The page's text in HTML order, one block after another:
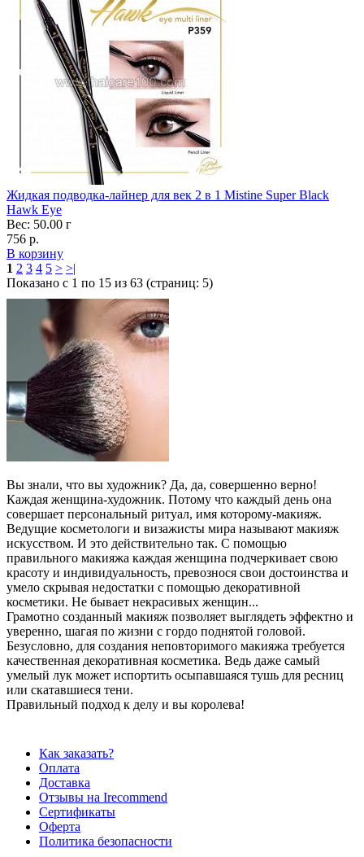
Жидкая подводка-лайнер для век 2 в 1 Mistine Super Black
Hawk Eye
Вес: 50.00 г
756 р.
В корзину
1 2 3 4 5 > >|
Показано с 1 по 15 из 63 (страниц: 5)
Вы знали, что вы художник? Да, да, совершенно верно!
Каждая женщина-художник. Потому что каждый день она
совершает персональный ритуал, имя которому-макияж.
Ведущие косметологи и визажисты мира называют макияж
искусством. И это действительно так. С помощью
правильного макияжа каждая женщина подчеркивает свою
красоту и индивидуальность, превознося свои достоинства и
умело скрывая недостатки с помощью декоративной
косметики. Не бывает некрасивых женщин...
Грамотно созданный макияж позволяет выглядеть эффектно и
уверенно, шагая по жизни с гордо поднятой головой.
Безусловно, для создания неповторимого макияжа требуется
качественная декоративная косметика. Ведь даже самый
умелый лук может испортить осыпавшаяся тушь для ресниц
или скатавшиеся тени.
Правильный подход к делу и вы королева!
Как заказать?
Оплата
Доставка
Отзывы на Irecommend
Сертификаты
Оферта
Политика безопасности